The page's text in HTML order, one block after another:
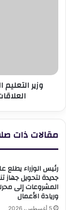
العلاقات
الأكاديميةوزير
مقالات ذات
رئيس الوزراء يطلع
جديدة لتحويل جهاز
المشروعات إلى
وريادة الأعمال
5 أغسطس، 2026